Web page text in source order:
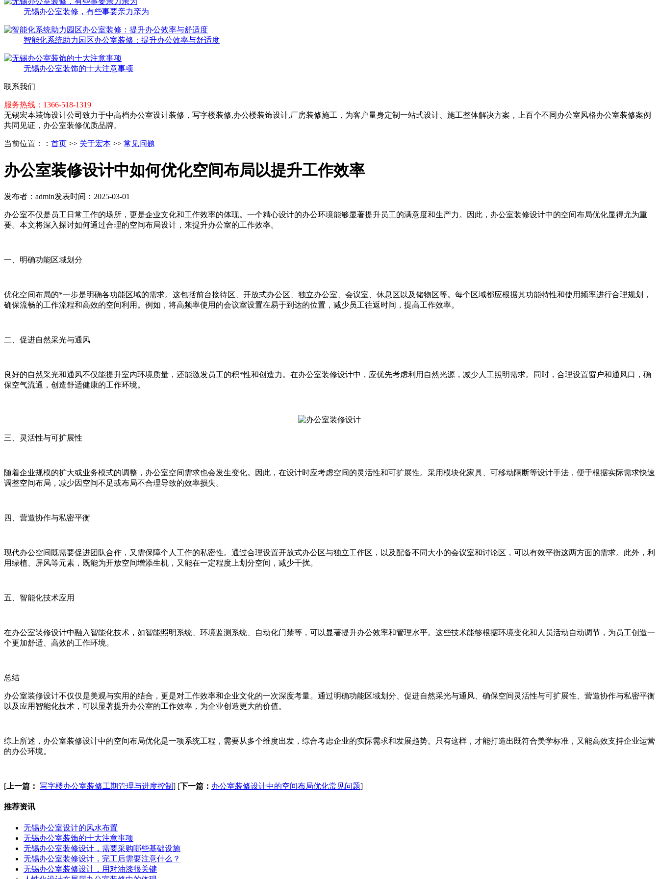
无锡办公室装修，有些事要亲力亲为
智能化系统助力园区办公室装修：提升办公效率与舒适度
无锡办公室装饰的十大注意事项
联系我们
服务热线：1366-518-1319
无锡宏本装饰设计公司致力于中高档办公室设计装修，写字楼装修,办公楼装饰设计,厂房装修施工，为客户量身定制一站式设计、施工整体解决方案，上百个不同办公室风格办公室装修案例
共同见证，办公室装修优质品牌。
当前位置： ： 首页 >> 关于宏本 >> 常见问题
办公室装修设计中如何优化空间布局以提升工作效率
发布者：admin发表时间：2025-03-01
办公室不仅是员工日常工作的场所，更是企业文化和工作效率的体现。一个精心设计的办公环境能够显著提升员工的满意度和生产力。因此，办公室装修设计中的空间布局优化显得尤为重
要。本文将深入探讨如何通过合理的空间布局设计，来提升办公室的工作效率。
一、明确功能区域划分
优化空间布局的*一步是明确各功能区域的需求。这包括前台接待区、开放式办公区、独立办公室、会议室、休息区以及储物区等。每个区域都应根据其功能特性和使用频率进行合理规划，
确保流畅的工作流程和高效的空间利用。例如，将高频率使用的会议室设置在易于到达的位置，减少员工往返时间，提高工作效率。
二、促进自然采光与通风
良好的自然采光和通风不仅能提升室内环境质量，还能激发员工的积*性和创造力。在办公室装修设计中，应优先考虑利用自然光源，减少人工照明需求。同时，合理设置窗户和通风口，确
保空气流通，创造舒适健康的工作环境。
三、灵活性与可扩展性
随着企业规模的扩大或业务模式的调整，办公室空间需求也会发生变化。因此，在设计时应考虑空间的灵活性和可扩展性。采用模块化家具、可移动隔断等设计手法，便于根据实际需求快速
调整空间布局，减少因空间不足或布局不合理导致的效率损失。
四、营造协作与私密平衡
现代办公空间既需要促进团队合作，又需保障个人工作的私密性。通过合理设置开放式办公区与独立工作区，以及配备不同大小的会议室和讨论区，可以有效平衡这两方面的需求。此外，利
用绿植、屏风等元素，既能为开放空间增添生机，又能在一定程度上划分空间，减少干扰。
五、智能化技术应用
在办公室装修设计中融入智能化技术，如智能照明系统、环境监测系统、自动化门禁等，可以显著提升办公效率和管理水平。这些技术能够根据环境变化和人员活动自动调节，为员工创造一
个更加舒适、高效的工作环境。
总结
办公室装修设计不仅仅是美观与实用的结合，更是对工作效率和企业文化的一次深度考量。通过明确功能区域划分、促进自然采光与通风、确保空间灵活性与可扩展性、营造协作与私密平衡
以及应用智能化技术，可以显著提升办公室的工作效率，为企业创造更大的价值。
综上所述，办公室装修设计中的空间布局优化是一项系统工程，需要从多个维度出发，综合考虑企业的实际需求和发展趋势。只有这样，才能打造出既符合美学标准，又能高效支持企业运营
的办公环境。
[ 上一篇： 写字楼办公室装修工期管理与进度控制 ] [下一篇： 办公室装修设计中的空间布局优化常见问题]
推荐资讯
无锡办公室设计的风水布置
无锡办公室装饰的十大注意事项
无锡办公室装修设计，需要采购哪些基础设施
无锡办公室装修设计，完工后需要注意什么？
无锡办公室装修设计，用对油漆很关键